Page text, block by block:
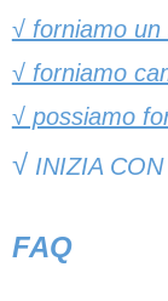
√ forniamo un
√ forniamo
√ possiamo
√ INIZIA
FAQ